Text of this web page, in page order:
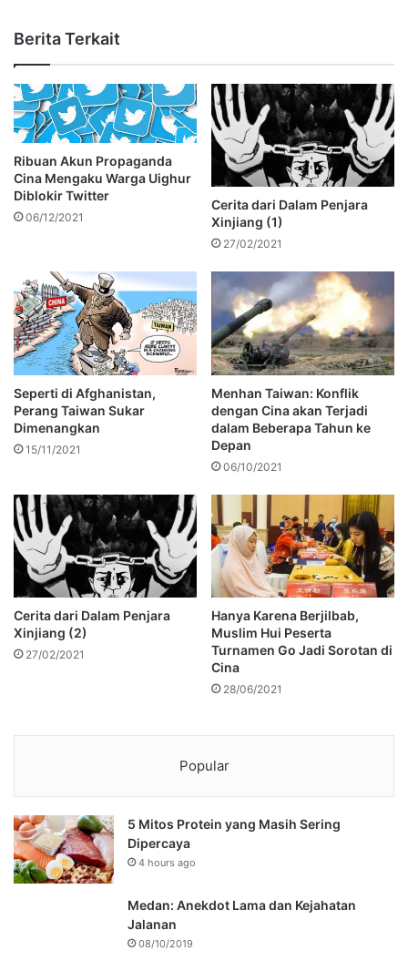
Berita Terkait
Ribuan Akun Propaganda
Cina Mengaku Warga Uighur
Diblokir Twitter
06/12/2021
Cerita dari Dalam Penjara
Xinjiang (1)
27/02/2021
Seperti di Afghanistan,
Perang Taiwan Sukar
Dimenangkan
15/11/2021
Menhan Taiwan: Konflik
dengan Cina akan Terjadi
dalam Beberapa Tahun ke
Depan
06/10/2021
Cerita dari Dalam Penjara
Xinjiang (2)
27/02/2021
Hanya Karena Berjilbab,
Muslim Hui Peserta
Turnamen Go Jadi Sorotan di
Cina
28/06/2021
Popular
5 Mitos Protein yang Masih Sering
Dipercaya
4 hours ago
Medan: Anekdot Lama dan Kejahatan
Jalanan
08/10/2019